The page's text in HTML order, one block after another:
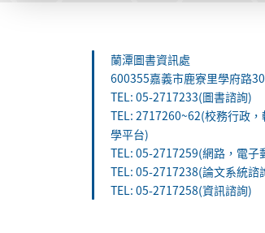
蘭潭圖書資訊處
600355嘉義市鹿寮里學府路
TEL: 05-2717233(圖書諮詢)
TEL: 2717260~62(校務行政
學平台)
TEL: 05-2717259(網路，電子
TEL: 05-2717238(論文系統諮
TEL: 05-2717258(資訊諮詢)